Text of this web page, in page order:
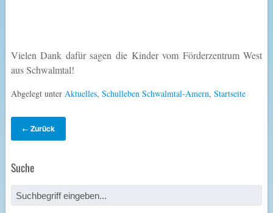
Vielen Dank dafür sagen die Kinder vom Förderzentrum West
aus Schwalmtal!
Abgelegt unter Aktuelles, Schulleben Schwalmtal-Amern, Startseite
← Zurück
Suche